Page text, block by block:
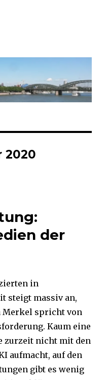
2020
der
in
steigt massiv an,
Merkel spricht von
Kaum eine
zurzeit nicht mit den
aufmacht, auf den
gibt es wenig